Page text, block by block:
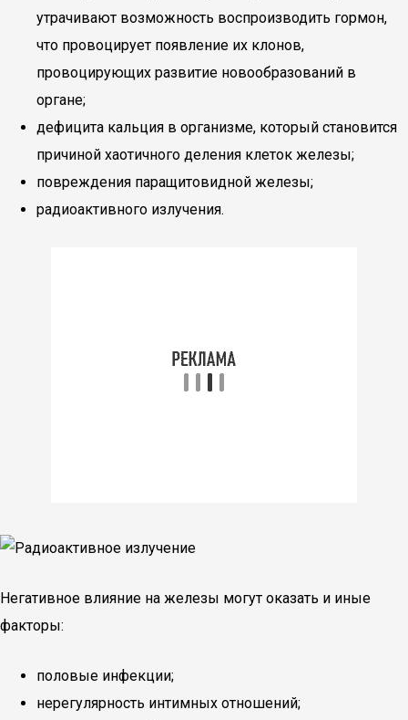
утрачивают возможность воспроизводить гормон,
что провоцирует появление их клонов,
провоцирующих развитие новообразований в
органе;
дефицита кальция в организме, который становится
причиной хаотичного деления клеток железы;
повреждения паращитовидной железы;
радиоактивного излучения.
Негативное влияние на железы могут оказать и иные
факторы:
половые инфекции;
нерегулярность интимных отношений;